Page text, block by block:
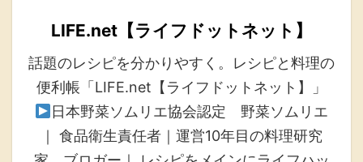
LIFE.net【ライフドットネット】
話題のレシピを分かりやすく。レシピと料理の
便利帳「LIFE.net【ライフドットネット】」
日本野菜ソムリエ協会認定 野菜ソムリエ
｜ 食品衛生責任者｜運営10年目の料理研究